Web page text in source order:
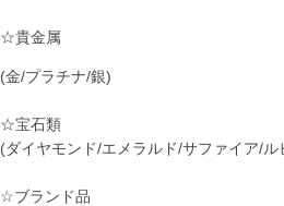
☆貴金属
(金/プラチナ/銀)
☆宝石類
(ダイヤモンド/エメラルド/サファイア/
☆ブランド品